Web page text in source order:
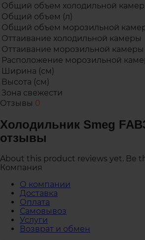
Общий объем холодильной
Общий объем (л)
Общий объем морозильной
Оттаивание холодильной камеры
Оттаивание морозильной камеры
Расположение морозильной
Ширина (см)
Высота (см)
Зона свежести
Отзывы 0
Холодильник Smeg
отзывы
About this product reviews yet. Be
Компания
О компании
Доставка
Оплата
Самовывоз
Услуги
Возврат и обмен